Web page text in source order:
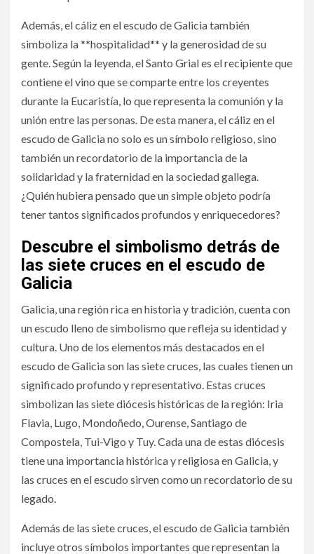
Además, el cáliz en el escudo de Galicia también
simboliza la **hospitalidad** y la generosidad de su
gente. Según la leyenda, el Santo Grial es el recipiente que
contiene el vino que se comparte entre los creyentes
durante la Eucaristía, lo que representa la comunión y la
unión entre las personas. De esta manera, el cáliz en el
escudo de Galicia no solo es un símbolo religioso, sino
también un recordatorio de la importancia de la
solidaridad y la fraternidad en la sociedad gallega.
¿Quién hubiera pensado que un simple objeto podría
tener tantos significados profundos y enriquecedores?
Descubre el simbolismo detrás de
las siete cruces en el escudo de
Galicia
Galicia, una región rica en historia y tradición, cuenta con
un escudo lleno de simbolismo que refleja su identidad y
cultura. Uno de los elementos más destacados en el
escudo de Galicia son las siete cruces, las cuales tienen un
significado profundo y representativo. Estas cruces
simbolizan las siete diócesis históricas de la región: Iria
Flavia, Lugo, Mondoñedo, Ourense, Santiago de
Compostela, Tui-Vigo y Tuy. Cada una de estas diócesis
tiene una importancia histórica y religiosa en Galicia, y
las cruces en el escudo sirven como un recordatorio de su
legado.
Además de las siete cruces, el escudo de Galicia también
incluye otros símbolos importantes que representan la